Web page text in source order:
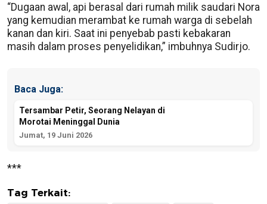
“Dugaan awal, api berasal dari rumah milik saudari Nora
yang kemudian merambat ke rumah warga di sebelah
kanan dan kiri. Saat ini penyebab pasti kebakaran
masih dalam proses penyelidikan,” imbuhnya Sudirjo.
Baca Juga:
Tersambar Petir, Seorang Nelayan di
Morotai Meninggal Dunia
Jumat, 19 Juni 2026
***
Tag Terkait: